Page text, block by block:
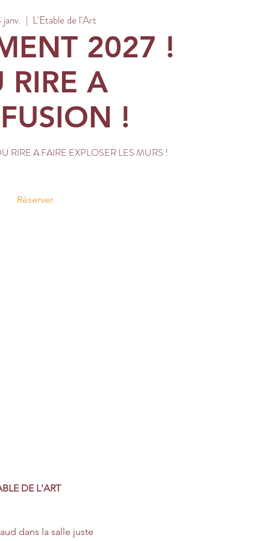
  |
L'Etable de l'Art
2027 !
RIRE A
!
RIRE A FAIRE EXPLOSER LES MURS !
Réserver
DE L'ART
dans la salle juste